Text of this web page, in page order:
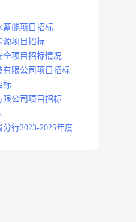
蓄能项目招标
源项目招标
全项目招标情况
有限公司项目招标
标
限公司项目招标
行2023-2025年度补